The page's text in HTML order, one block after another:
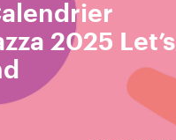
2025 Let’s